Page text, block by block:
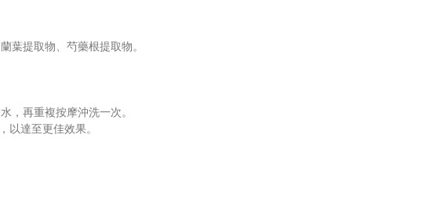
葉提取物、芍藥根提取物。
，再重複按摩沖洗一次。
以達至更佳效果。